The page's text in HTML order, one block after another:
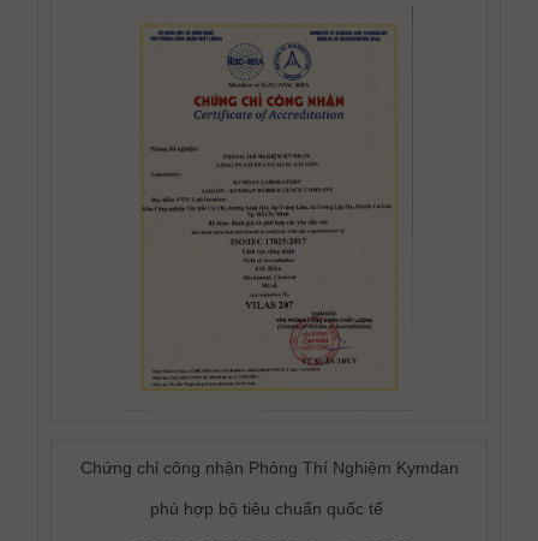
Chứng chỉ công nhận Phòng Thí Nghiệm Kymdan
phù hợp bộ tiêu chuẩn quốc tế